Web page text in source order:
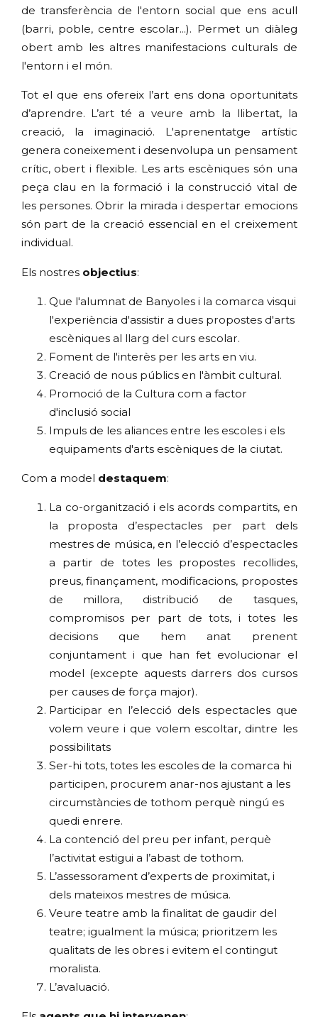
de transferència de l'entorn social que ens acull
(barri, poble, centre escolar...). Permet un diàleg
obert amb les altres manifestacions culturals de
l'entorn i el món.
Tot el que ens ofereix l’art ens dona oportunitats
d’aprendre. L’art té a veure amb la llibertat, la
creació, la imaginació. L'aprenentatge artístic
genera coneixement i desenvolupa un pensament
crític, obert i flexible. Les arts escèniques són una
peça clau en la formació i la construcció vital de
les persones. Obrir la mirada i despertar emocions
són part de la creació essencial en el creixement
individual.
Els nostres objectius:
Que l'alumnat de Banyoles i la comarca visqui
l'experiència d'assistir a dues propostes d'arts
escèniques al llarg del curs escolar.
Foment de l'interès per les arts en viu.
Creació de nous públics en l'àmbit cultural.
Promoció de la Cultura com a factor
d'inclusió social
Impuls de les aliances entre les escoles i els
equipaments d'arts escèniques de la ciutat.
Com a model destaquem:
La co-organització i els acords compartits, en
la proposta d’espectacles per part dels
mestres de música, en l’elecció d’espectacles
a partir de totes les propostes recollides,
preus, finançament, modificacions, propostes
de millora, distribució de tasques,
compromisos per part de tots, i totes les
decisions que hem anat prenent
conjuntament i que han fet evolucionar el
model (excepte aquests darrers dos cursos
per causes de força major).
Participar en l’elecció dels espectacles que
volem veure i que volem escoltar, dintre les
possibilitats
Ser-hi tots, totes les escoles de la comarca hi
participen, procurem anar-nos ajustant a les
circumstàncies de tothom perquè ningú es
quedi enrere.
La contenció del preu per infant, perquè
l’activitat estigui a l’abast de tothom.
L’assessorament d’experts de proximitat, i
dels mateixos mestres de música.
Veure teatre amb la finalitat de gaudir del
teatre; igualment la música; prioritzem les
qualitats de les obres i evitem el contingut
moralista.
L’avaluació.